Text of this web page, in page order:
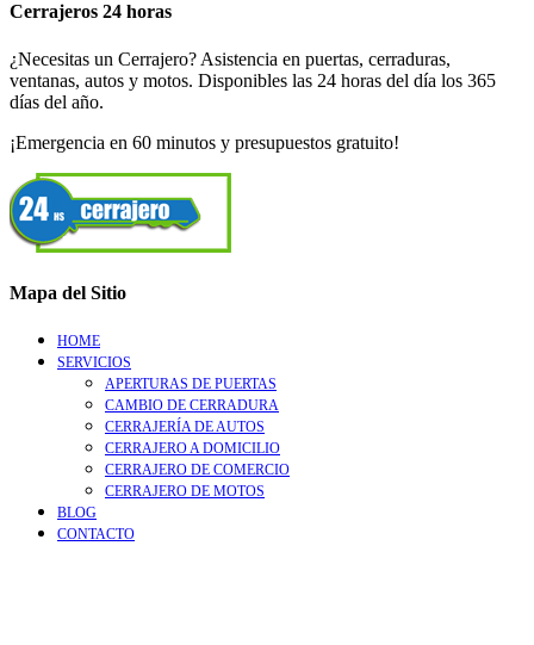
Cerrajeros 24 horas
¿Necesitas un Cerrajero? Asistencia en puertas, cerraduras,
ventanas, autos y motos. Disponibles las 24 horas del día los 365
días del año.
¡Emergencia en 60 minutos y presupuestos gratuito!
Mapa del Sitio
HOME
SERVICIOS
APERTURAS DE PUERTAS
CAMBIO DE CERRADURA
CERRAJERÍA DE AUTOS
CERRAJERO A DOMICILIO
CERRAJERO DE COMERCIO
CERRAJERO DE MOTOS
BLOG
CONTACTO